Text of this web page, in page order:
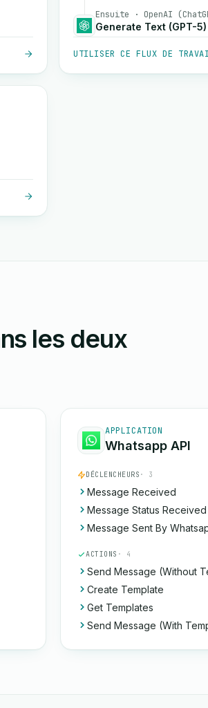
Ensuite · OpenAI
Generate Text (GPT-5)
UTILISER CE FLUX DE
les deux
APPLICATION
Whatsapp API
DÉCLENCHEURS · 3
Message Received
Message Status Received
Message Sent By
ACTIONS · 4
Send Message (Without
Create Template
Get Templates
Send Message (With